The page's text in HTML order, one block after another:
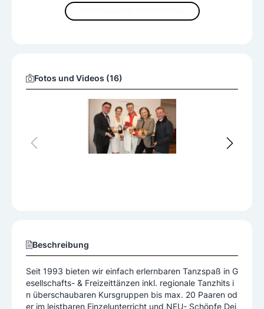
Accessoires
Schuhe
Fotos und Videos (16)
Beschreibung
Seit 1993 bieten wir einfach erlernbaren Tanzspaß in G
esellschafts- & Freizeittänzen inkl. regionale Tanzhits i
n überschaubaren Kursgruppen bis max. 20 Paaren od
er im leistbaren Einzelunterricht und NEU- Schöpfe Dei